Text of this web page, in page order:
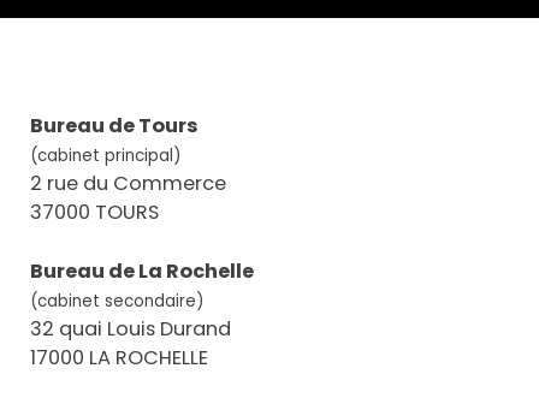
Bureau de Tours
(cabinet principal)
2 rue du Commerce
37000 TOURS
Bureau de La Rochelle
(cabinet secondaire)
32 quai Louis Durand
17000 LA ROCHELLE